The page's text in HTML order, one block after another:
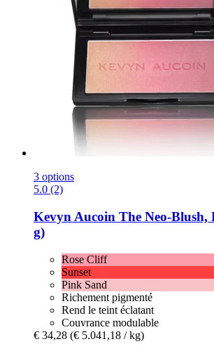
3 options
5.0 (2)
Kevyn Aucoin The Neo-​Blush,
g)
Rose Cliff
Sunset
Pink Sand
Richement pigmenté
Rend le teint éclatant
Couvrance modulable
€ 34,28 (€ 5.041,18 / kg)